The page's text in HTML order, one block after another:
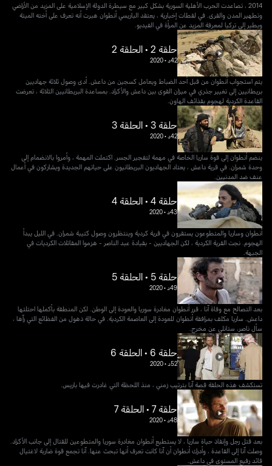
2014 ، تصاعدت الحرب الأهلية السورية بشكل كبير مع سيطرة الدولة الإسلامية على المزيد من الأراضي
وتطهير المدن والقرى. في لقطات إخبارية ، يعتقد الباريسي أنطوان هبرت أنه تعرف على أخته الميتة
ويطير إلى تركيا لمعرفة المزيد عن المرأة في الفيديو.
حلقة 2 • الحلقة 2
42د •
2020
يتم استجواب أنطوان من قبل أحد الضباط ويعامل كسجين من داعش. أدى وصول ثلاثة جهاديين
بريطانيين إلى تغيير جذري في ميزان القوى بين داعش والأكراد. بمساعدة البريطانيين الثلاثة ، تعرضت
القاعدة الكردية لهجوم بقذائف الهاون.
حلقة 3 • الحلقة 3
42د •
2020
ينضم أنطوان إلى قوة ساريا الخاصة في مهمة لتفجير الجسر. اكتملت المهمة ، وأمروا بالانضمام إلى
وحدة شمران. في قرية داعش ، يعتاد الجهاديون البريطانيون على حياتهم الجديدة ويشاركون في أعمال
عنف ضد المدنيين.
حلقة 4 • الحلقة 4
43د •
2020
أنطوان وساريا والمتطوعون يستقرون في قرية كردية وينتظرون وصول كتيبة شمران. في الليل يبدأ
الهجوم. نجت القرية الكردية ، لكن الجهاديين - بقيادة عبد الناصر - هزموا المقاتلات الكرديات في
الجبهة.
حلقة 5 • الحلقة 5
49د •
2020
بعد التصالح مع وفاة آنا ، قرر أنطوان مغادرة سوريا والعودة إلى الوطن. لكن المنطقة بأكملها احتلتها
داعش. ساريا مكلف بمرافقة أنطوان للعودة إلى العاصمة الكردية. في حالة ذهول من الفظائع التي رآها ،
سأل ناصر، ستانلي عن مخرج.
حلقة 6 • الحلقة 6
52د •
2020
تستكشف هذه الحلقة قصة آنا بترتيب زمني ، منذ اللحظة التي غادرت فيها باريس.
حلقة 7 • الحلقة 7
48د •
2020
بعد قتل رجل وإنقاذ حياة ساريا ، لا يستطيع أنطوان مغادرة سوريا والمتطوعين للقتال إلى جانب الأكراد.
وصلت آنا إلى القاعدة ، وأدرك أنطوان أن آنا كانت تعرف أنها تبحث عنها. آنا تجمع قوة ضاربة لاغتيال
قائد رفيع المستوى في داعش.